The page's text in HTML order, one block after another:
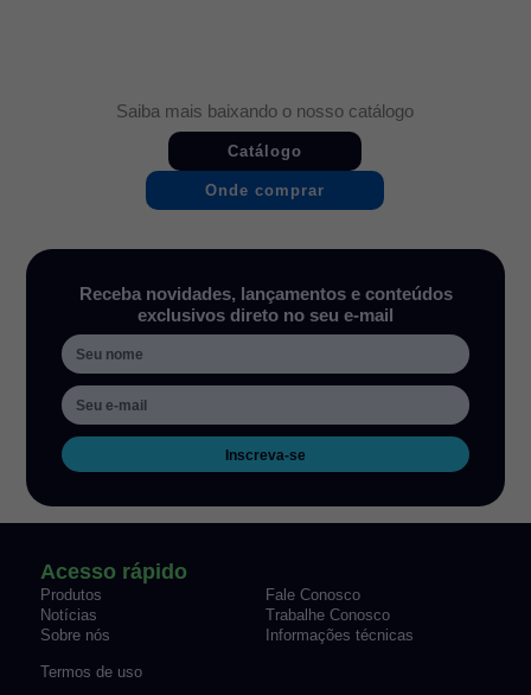
Saiba mais baixando o nosso catálogo
Catálogo
Onde comprar
Receba novidades, lançamentos e conteúdos
exclusivos direto no seu e-mail
Inscreva-se
Acesso rápido
Produtos
Fale Conosco
Notícias
Trabalhe Conosco
Sobre nós
Informações técnicas
Termos de uso